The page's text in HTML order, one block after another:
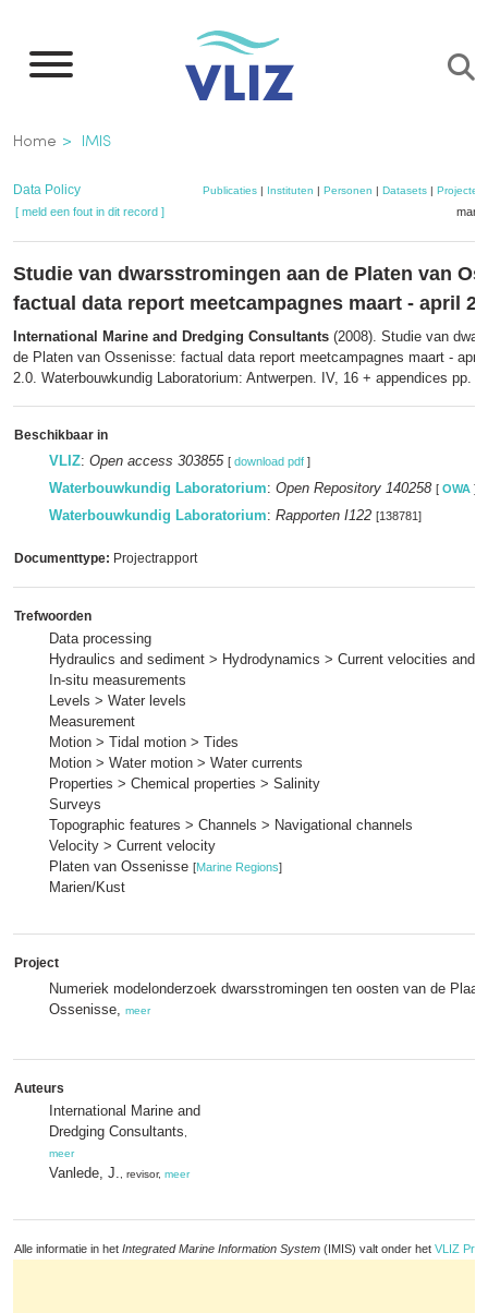
naar
inhoud
gaan
Kruimelpad
Home IMIS
Data Policy Publicaties| Instituten | Personen | Datasets| Projecten
[ meld een fout in dit record ]
Studie van dwarsstromingen aan de Platen van
factual data report meetcampagnes maart - april
International Marine and Dredging Consultants (2008). Studie van
de Platen van Ossenisse: factual data report meetcampagnes maart - april
2.0. Waterbouwkundig Laboratorium: Antwerpen. IV, 16 + appendices pp.
Beschikbaar in
VLIZ: Open access 303855 [ download pdf ]
Waterbouwkundig Laboratorium: Open Repository 140258 [ OWA ]
Waterbouwkundig Laboratorium: Rapporten I122 [138781]
Documenttype: Projectrapport
Trefwoorden
Data processing
Hydraulics and sediment > Hydrodynamics > Current velocities and
In-situ measurements
Levels > Water levels
Measurement
Motion > Tidal motion > Tides
Motion > Water motion > Water currents
Properties > Chemical properties > Salinity
Surveys
Topographic features > Channels > Navigational channels
Velocity > Current velocity
Platen van Ossenisse [Marine Regions]
Marien/Kust
Project
Numeriek modelonderzoek dwarsstromingen ten oosten van de Plaat
Ossenisse, meer
Auteurs
International Marine and
Dredging Consultants
meer
Vanlede, J. , revisor, meer
Alle informatie in het Integrated Marine Information System (IMIS) valt onder het VLIZ